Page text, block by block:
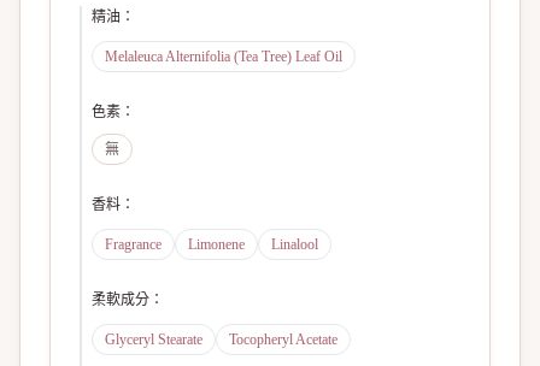
精油 ：
Melaleuca Alternifolia (Tea Tree) Leaf Oil
色素 ：
無
香料 ：
Fragrance Limonene Linalool
柔軟成分 ：
Glyceryl Stearate Tocopheryl Acetate